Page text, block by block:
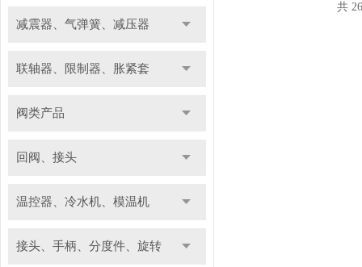
减震器、气弹簧、减压器
联轴器、限制器、胀紧套
阀类产品
回阀、接头
温控器、冷水机、模温机
接头、手柄、分度件、旋转
共